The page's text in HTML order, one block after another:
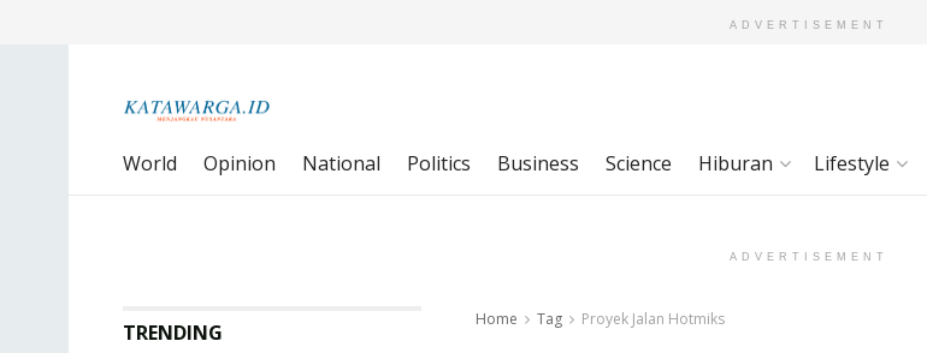
ADVERTISEMENT
World Opinion National Politics Business Science Hiburan Lifestyle
ADVERTISEMENT
Home Tag Proyek Jalan Hotmiks
TRENDING